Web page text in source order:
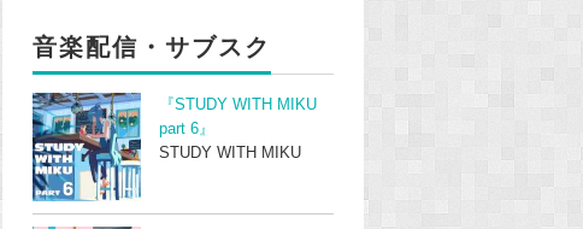
音楽配信・サブスク
『STUDY WITH MIKU
part 6』
STUDY WITH MIKU